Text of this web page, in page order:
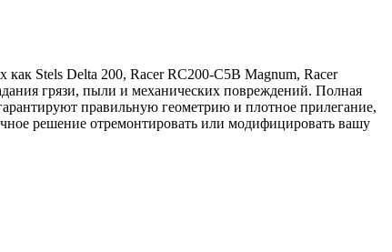
Stels Delta 200, Racer RC200-C5B Magnum, Racer
грязи, пыли и механических повреждений. Полная
правильную геометрию и плотное прилегание,
решение отремонтировать или модифицировать вашу